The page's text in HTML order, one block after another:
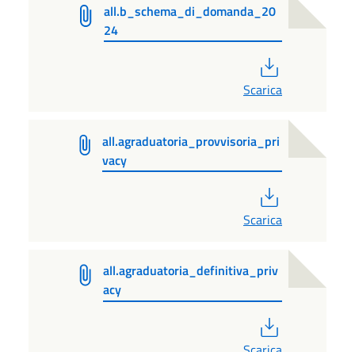
all.b_schema_di_domanda_20
24
Scarica
all.agraduatoria_provvisoria_pri
vacy
Scarica
all.agraduatoria_definitiva_priv
acy